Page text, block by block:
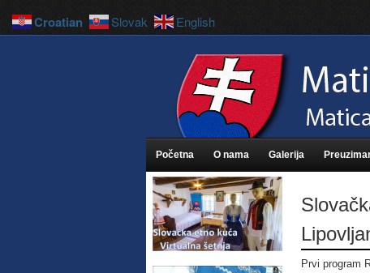
Početna O nama Galerija
Prvi program
Croatian Slovak English